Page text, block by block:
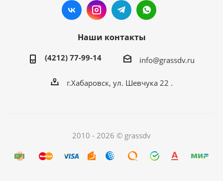
Наши контакты
(4212) 77-99-14 info@grassdv.ru
г.Хабаровск, ул. Шевчука 22 .
2010 - 2026 © grassdv